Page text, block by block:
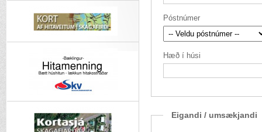
Póstnúmer
Hæð í húsi
Eigandi / umsækjandi